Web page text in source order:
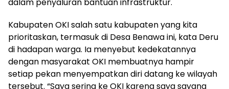
Kabupaten OKI salah satu kabupaten yang kita
prioritaskan, termasuk di Desa Benawa ini, kata Deru
di hadapan warga. Ia menyebut kedekatannya
dengan masyarakat OKI membuatnya hampir
setiap pekan menyempatkan diri datang ke wilayah
tersebut. “Saya sering ke OKI karena saya sayang